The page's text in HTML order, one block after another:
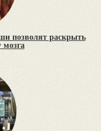
позволят раскрыть
мозга